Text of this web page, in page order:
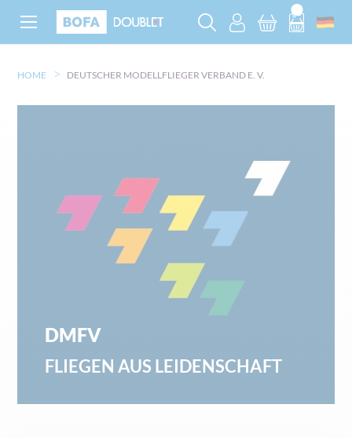
HOME DEUTSCHER MODELLFLIEGER VERBAND E. V.
DMFV
FLIEGEN AUS LEIDENSCHAFT